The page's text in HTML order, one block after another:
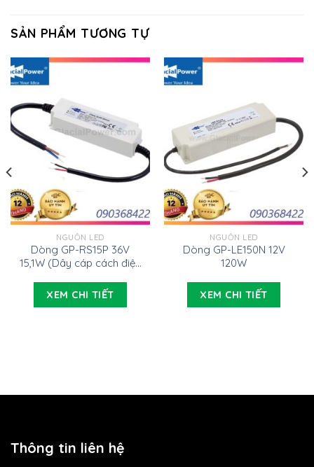
SẢN PHẨM TƯƠNG TỰ
NGUỒN LED
Dòng GP-RS15P 36V
15,1W (Dây cáp cách điện
XEM CHI TIẾT
NGUỒN LED
Dòng GP-LE150N 12V
120W
XEM CHI TIẾT
Thông tin liên hệ